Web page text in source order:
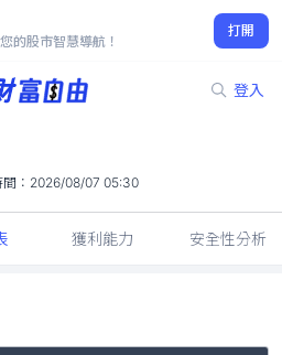
的股市智慧導航！
打開
登入
-2.72%
： 2026/08/07 05:30
獲利能力 安全性分析